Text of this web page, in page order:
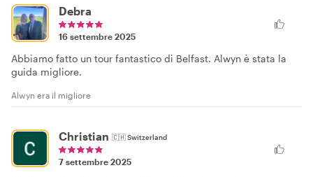
Debra
16 settembre 2025
Abbiamo fatto un tour fantastico di Belfast. Alwyn è stata la
guida migliore.
Alwyn era il migliore
Christian 🇨🇭Switzerland
7 settembre 2025